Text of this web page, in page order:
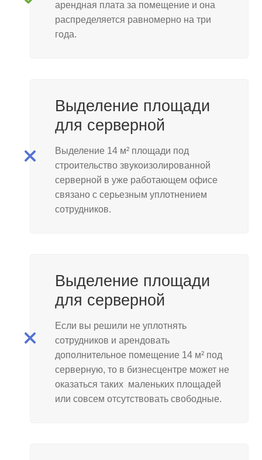
арендная плата за помещение и она
распределяется равномерно на три
года.
Выделение площади
для серверной
Выделение 14 м² площади под
строительство звукоизолированной
серверной в уже работающем офисе
связано с серьезным уплотнением
сотрудников.
Выделение площади
для серверной
Если вы решили не уплотнять
сотрудников и арендовать
дополнительное помещение 14 м² под
серверную, то в бизнесцентре может не
оказаться таких маленьких площадей
или совсем отсутствовать свободные.